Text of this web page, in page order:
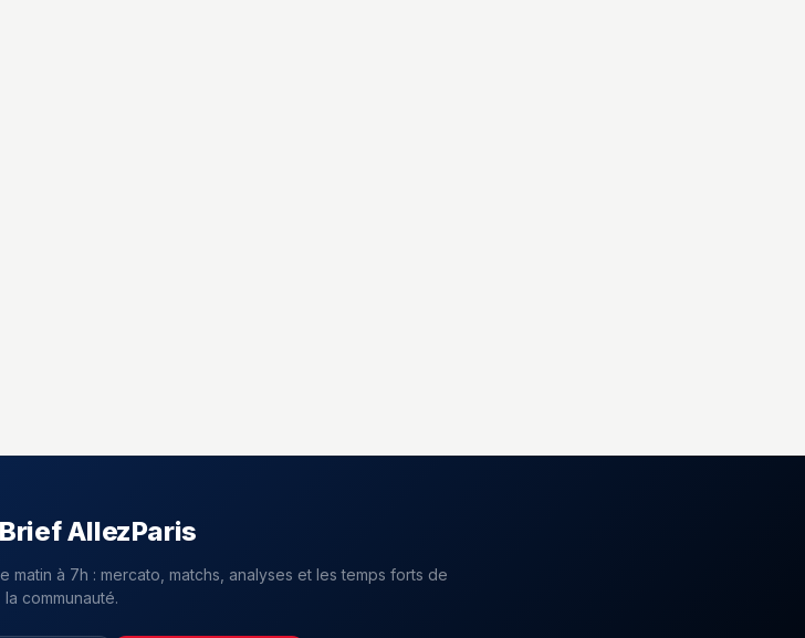
AllezParis
matin à 7h : mercato, matchs, analyses et les temps forts de
la communauté.